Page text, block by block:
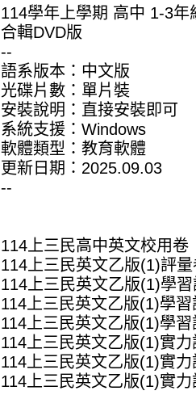
114學年上學期 高中 1-3
合輯DVD版
--
語系版本：中文版
光碟片數：單片裝
安裝說明：直接安裝即可
系統支援：Windows
軟體類型：教育軟體
更新日期：2025.09.03
--
114上三民高中英文校用卷
114上三民英文乙版(1)評量
114上三民英文乙版(1)學
114上三民英文乙版(1)學
114上三民英文乙版(1)學
114上三民英文乙版(1)實
114上三民英文乙版(1)實
114上三民英文乙版(1)實